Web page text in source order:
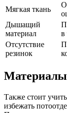
Мягкая ткань
Дышащий
материал
в
Отсутствие
резинок
Также стоит
избежать